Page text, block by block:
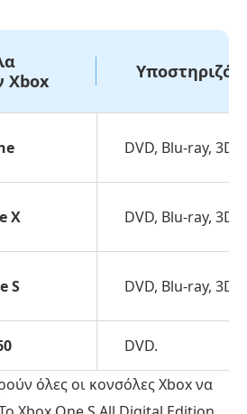
Xbox
DVD, Blu-ray, 3D
X DVD, Blu-ray, 3D/
S DVD, Blu-ray, 3D/
DVD.
όλες οι κονσόλες Xbox να